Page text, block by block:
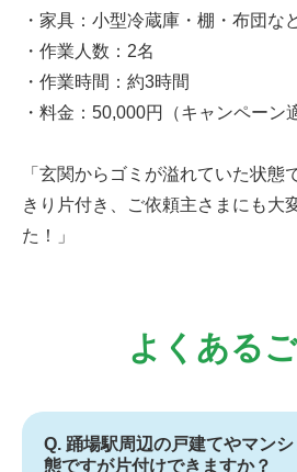
・家具：小型冷蔵庫・棚・布団な
・作業人数：2名
・作業時間：約3時間
・料金：50,000円（キャンペーン
「玄関からゴミが溢れていた状態
きり片付き、ご依頼主さまにも大
た！」
よくある
Q. 踊場駅周辺の戸建てやマン
態ですが片付けできますか？